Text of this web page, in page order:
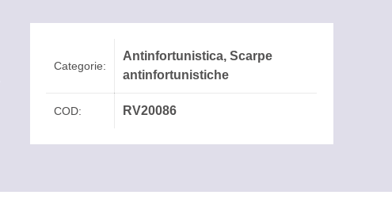
Categorie:
Antinfortunistica,Scarpe
antinfortunistiche
COD: RV20086